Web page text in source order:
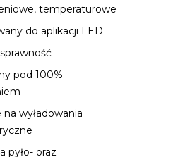
temperaturowe
do aplikacji LED
pod 100%
wyładowania
pyło- oraz